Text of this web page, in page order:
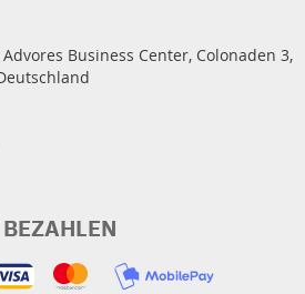
Advores Business Center, Colonaden 3,